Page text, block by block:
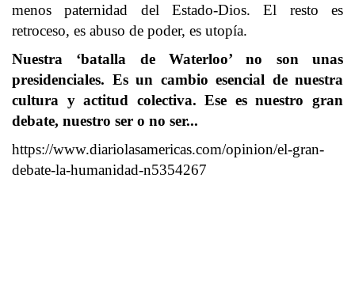
menos paternidad del Estado-Dios. El resto es
retroceso, es abuso de poder, es utopía.
Nuestra ‘batalla de Waterloo’ no son unas
presidenciales. Es un cambio esencial de nuestra
cultura y actitud colectiva. Ese es nuestro gran
debate, nuestro ser o no ser...
https://www.diariolasamericas.com/opinion/el-gran-
debate-la-humanidad-n5354267